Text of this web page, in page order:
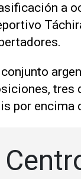
a
conjunto
tres
por encima